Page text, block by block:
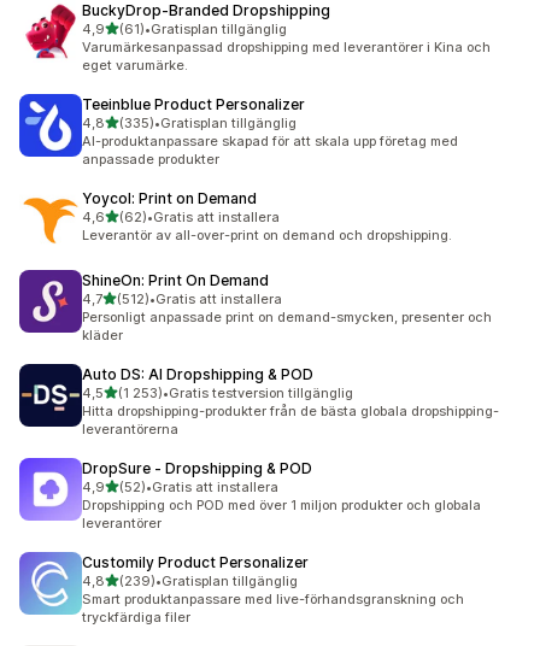
BuckyDrop‑Branded Dropshipping
4,9av 5 stjärnor
(61)
61 recensioner totalt
•Gratisplan tillgänglig
Varumärkesanpassad dropshipping med leverantörer i Kina och
eget varumärke.
Teeinblue Product Personalizer
4,8av 5 stjärnor
(335)
335 recensioner totalt
•Gratisplan tillgänglig
AI-produktanpassare skapad för att skala upp företag med
anpassade produkter
Yoycol: Print on Demand
4,6av 5 stjärnor
(62)
62 recensioner totalt
•Gratis att installera
Leverantör av all-over-print on demand och dropshipping.
ShineOn: Print On Demand
4,7av 5 stjärnor
(512)
512 recensioner totalt
•Gratis att installera
Personligt anpassade print on demand-smycken, presenter och
kläder
Auto DS: AI Dropshipping & POD
4,5av 5 stjärnor
(1 253)
1253 recensioner totalt
•Gratis testversion tillgänglig
Hitta dropshipping-produkter från de bästa globala dropshipping-
leverantörerna
DropSure ‑ Dropshipping & POD
4,9av 5 stjärnor
(52)
52 recensioner totalt
•Gratis att installera
Dropshipping och POD med över 1 miljon produkter och globala
leverantörer
Customily Product Personalizer
4,8av 5 stjärnor
(239)
239 recensioner totalt
•Gratisplan tillgänglig
Smart produktanpassare med live-förhandsgranskning och
tryckfärdiga filer